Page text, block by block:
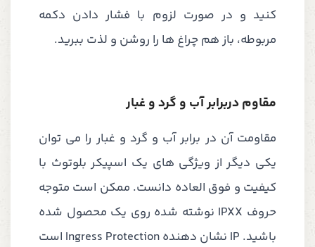
کنید و در صورت لزوم با فشار دادن دکمه
مربوطه، باز هم چراغ ها را روشن و لذت ببرید.
مقاوم دربرابر آب و گرد و غبار
مقاومت آن در برابر آب و گرد و غبار را می توان
یکی دیگر از ویژگی های یک اسپیکر بلوتوث با
کیفیت و فوق العاده دانست. ممکن است متوجه
حروف IPXX نوشته شده روی یک محصول شده
باشید. IP نشان دهنده Ingress Protection است